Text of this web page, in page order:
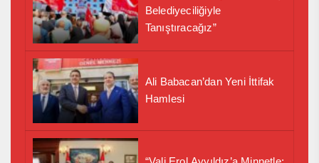
Belediyeciliğiyle
Tanıştıracağız”
Ali Babacan’dan Yeni İttifak
Hamlesi